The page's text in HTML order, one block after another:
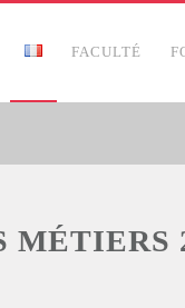
FACULTÉ
MÉTIERS